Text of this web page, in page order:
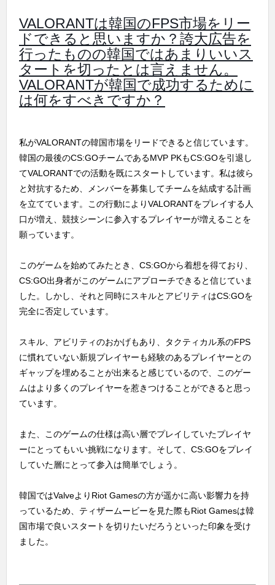
VALORANTは韓国のFPS市場をリー
ドできると思いますか？誇大広告を
行ったものの韓国ではあまりいいス
タートを切ったとは言えません。
VALORANTが韓国で成功するために
は何をすべきですか？
私がVALORANTの韓国市場をリードできると信じています。
韓国の最後のCS:GOチームであるMVP PKもCS:GOを引退し
てVALORANTでの活動を既にスタートしています。私は彼ら
と対抗するため、メンバーを募集してチームを結成する計画
を立てています。この行動によりVALORANTをプレイする人
口が増え、競技シーンに参入するプレイヤーが増えることを
願っています。
このゲームを始めてみたとき、CS:GOから着想を得ており、
CS:GO出身者がこのゲームにアプローチできると信じていま
した。しかし、それと同時にスキルとアビリティはCS:GOを
完全に否定しています。
スキル、アビリティのおかげもあり、タクティカル系のFPS
に慣れていない新規プレイヤーも経験のあるプレイヤーとの
ギャップを埋めることが出来ると感じているので、このゲー
ムはより多くのプレイヤーを惹きつけることができると思っ
ています。
また、このゲームの仕様は高い層でプレイしていたプレイヤ
ーにとってもいい挑戦になります。そして、CS:GOをプレイ
していた層にとって参入は簡単でしょう。
韓国ではValveよりRiot Gamesの方が遥かに高い影響力を持
っているため、ティザームービーを見た際もRiot Gamesは韓
国市場で良いスタートを切りたいだろうといった印象を受け
ました。